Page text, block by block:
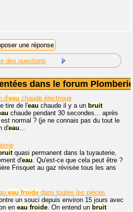
des questions
dans le forum Plomberie
d'eau chaude électrique
tire de l'eau chaude il y a un bruit
chaude pendant 30 secondes... après
normal ? (je ne connais pas du tout le
d'eau...
quasi permanent dans la tuyauterie,
d'eau. Qu'est-ce que cela peut être ?
Frisquet au gaz révisée tous les ans
eau froide dans toutes les pièces
un souci depuis environ 15 jours avec
en eau froide. On entend un bruit